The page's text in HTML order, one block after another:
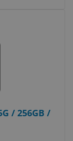
/ 256GB /